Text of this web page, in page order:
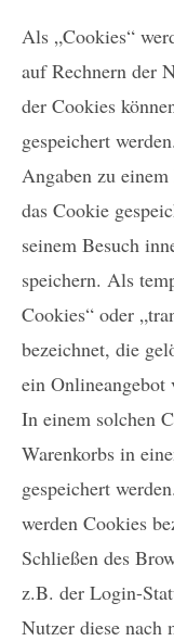
Als „Cookies“
auf Rechnern der
der Cookies
gespeichert
Angaben zu
das Cookie
seinem Besuch
speichern. Als
Cookies“ oder
bezeichnet, die
ein Onlineangebot
In einem solchen
Warenkorbs in
gespeichert
werden Cookies
Schließen des
z.B. der Login-
Nutzer diese nach